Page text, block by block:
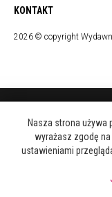
KONTAKT
2026 © copyright
Nasza strona
wyrażasz zgodę
ustawieniami